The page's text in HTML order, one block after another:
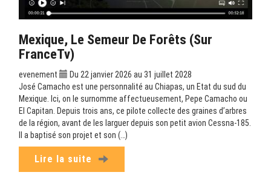
Mexique, Le Semeur De Forêts (sur
FranceTv)
evenement
Du 22 janvier 2026 au 31 juillet 2028
José Camacho est une personnalité au Chiapas, un Etat du sud du
Mexique. Ici, on le surnomme affectueusement, Pepe Camacho ou
El Capitan. Depuis trois ans, ce pilote collecte des graines d’arbres
de la région, avant de les larguer depuis son petit avion Cessna-185.
Il a baptisé son projet et son (…)
Lire la suite